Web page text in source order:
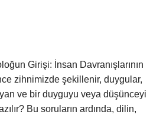
Girişi: İnsan Davranışlarının
zihnimizde şekillenir, duygular,
ve bir duyguyu veya düşünceyi
Bu soruların ardında, dilin,